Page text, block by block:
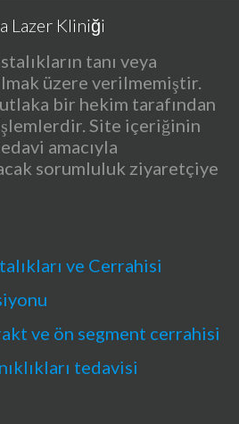
tanı veya
üzere verilmemiştir.
bir hekim tarafından
Site içeriğinin
amacıyla
sorumluluk ziyaretçiye
ve Cerrahisi
ve ön segment cerrahisi
tedavisi